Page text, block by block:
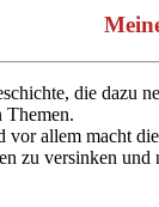
die dazu
Themen.
allem macht
versinken